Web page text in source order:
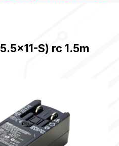
S) rc 1.5m